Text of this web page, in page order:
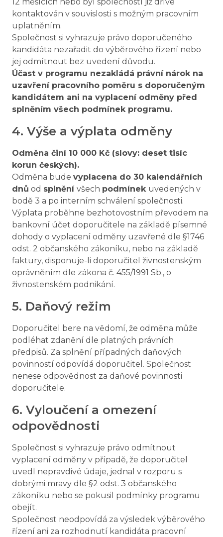
kontaktován v souvislosti s možným pracovním
uplatněním.
Společnost si vyhrazuje právo doporučeného
kandidáta nezařadit do výběrového řízení nebo
jej odmítnout bez uvedení důvodu.
Účast v programu nezakládá právní nárok na
uzavření pracovního poměru s doporučeným
kandidátem ani na vyplacení odměny před
splněním všech podmínek programu.
4. Výše a výplata odměny
Odměna činí 10 000 Kč (slovy: deset tisíc
korun českých).
Odměna bude vyplacena do 30 kalendářních
dnů od splnění všech podmínek uvedených v
bodě 3 a po interním schválení společnosti.
Výplata proběhne bezhotovostním převodem na
bankovní účet doporučitele na základě písemné
dohody o vyplacení odměny uzavřené dle §1746
odst. 2 občanského zákoníku, nebo na základě
faktury, disponuje-li doporučitel živnostenským
oprávněním dle zákona č. 455/1991 Sb., o
živnostenském podnikání.
5. Daňový režim
Doporučitel bere na vědomí, že odměna může
podléhat zdanění dle platných právních
předpisů. Za splnění případných daňových
povinností odpovídá doporučitel. Společnost
nenese odpovědnost za daňové povinnosti
doporučitele.
6. Vyloučení a omezení
odpovědnosti
Společnost si vyhrazuje právo odmítnout
vyplacení odměny v případě, že doporučitel
uvedl nepravdivé údaje, jednal v rozporu s
dobrými mravy dle §2 odst. 3 občanského
zákoníku nebo se pokusil podmínky programu
obejít.
Společnost neodpovídá za výsledek výběrového
řízení ani za rozhodnutí kandidáta pracovní